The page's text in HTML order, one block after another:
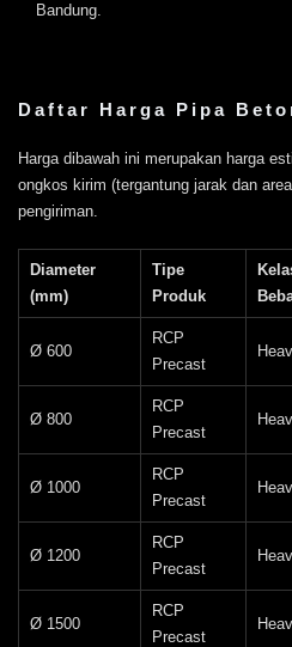
Bandung.
Daftar Harga Pipa
Harga dibawah ini merupakan harga
ongkos kirim (tergantung jarak dan
pengiriman.
Diameter
(mm)
Tipe
Produk
Ø 600
RCP
Precast
Ø 800
RCP
Precast
Ø 1000
RCP
Precast
Ø 1200
RCP
Precast
Ø 1500
RCP
Precast